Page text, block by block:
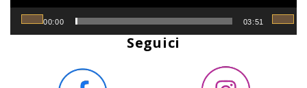
00:00 03:51
Seguici